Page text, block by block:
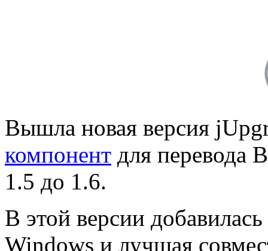
Вышла новая версия
компонент для перевода
1.5 до 1.6.
В этой версии
Windows и лучшая